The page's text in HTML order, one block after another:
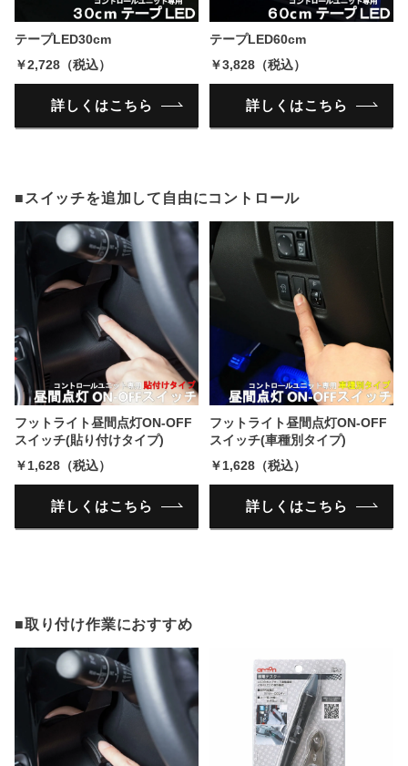
テープLED30cm
￥2,728（税込）
詳しくはこちら
テープLED60cm
￥3,828（税込）
詳しくはこちら
■スイッチを追加して自由にコントロール
フットライト昼間点灯ON-OFF
スイッチ(貼り付けタイプ)
￥1,628（税込）
詳しくはこちら
フットライト昼間点灯ON-OFF
スイッチ(車種別タイプ)
￥1,628（税込）
詳しくはこちら
■取り付け作業におすすめ